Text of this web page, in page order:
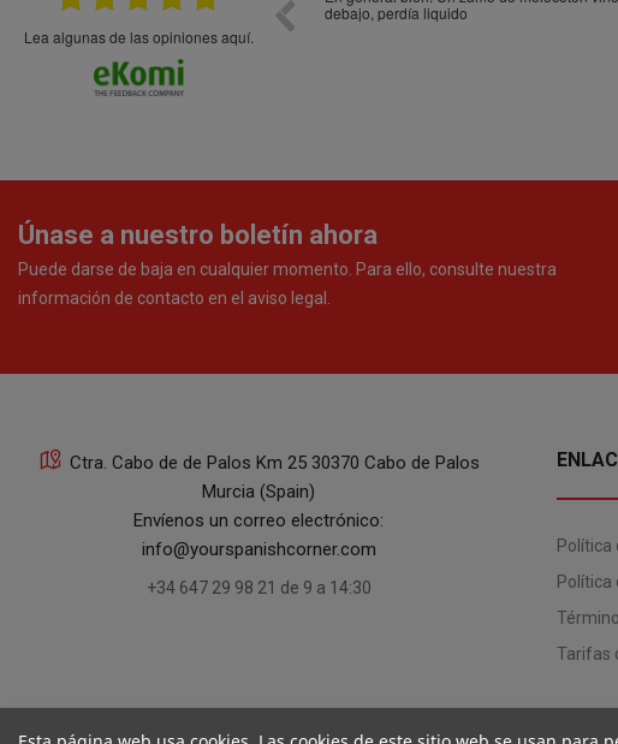
Lea algunas de las opiniones aquí.
debajo, perdía liquido
Únase a nuestro boletín ahora
Puede darse de baja en cualquier momento. Para ello, consulte nuestra
información de contacto en el aviso legal.
Ctra. Cabo de de Palos Km 25 30370 Cabo de Palos
Murcia (Spain)
Envíenos un correo electrónico:
info@yourspanishcorner.com
+34 647 29 98 21 de 9 a 14:30
Política
Política
Tarifas